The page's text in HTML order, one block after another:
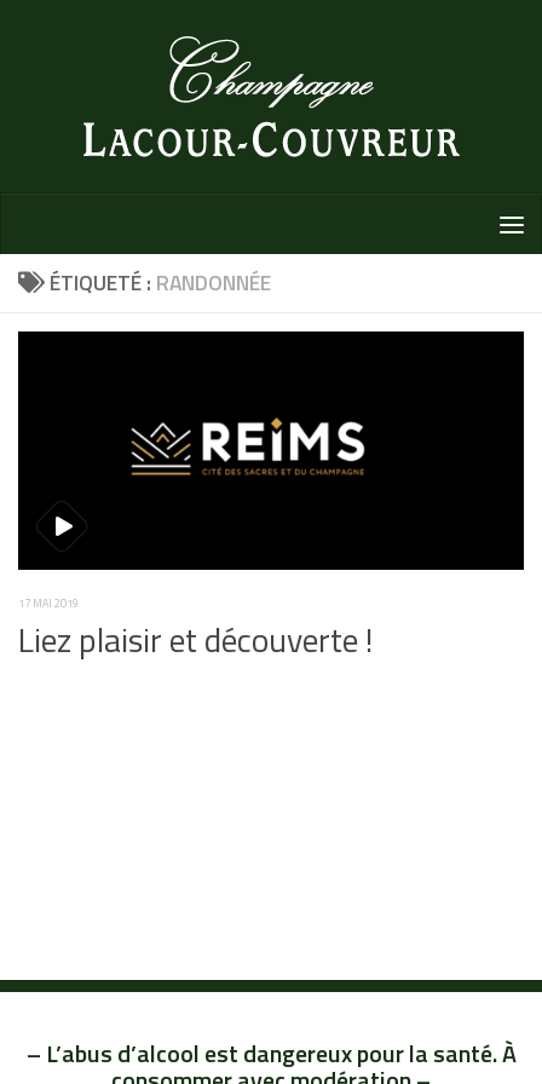
Au dessous du contenu
ÉTIQUETÉ : RANDONNÉE
17 MAI 2019
Liez plaisir et découverte !
– L’abus d’alcool est dangereux pour la santé. À